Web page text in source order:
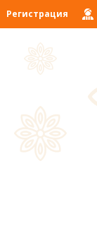
Регистрация